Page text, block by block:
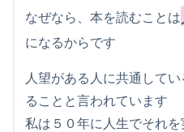
なぜなら、本を読むことは
になるからです
人望がある人に共通して
ることと言われています
私は５０年に人生でそれを